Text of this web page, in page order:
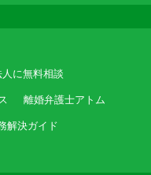
に無料相談
離婚弁護士アトム
解決ガイド